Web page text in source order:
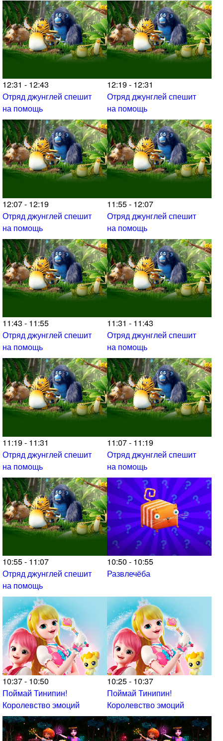
12:31 - 12:43
Отряд джунглей спешит
на помощь
12:19 - 12:31
Отряд джунглей спешит
на помощь
12:07 - 12:19
Отряд джунглей спешит
на помощь
11:55 - 12:07
Отряд джунглей спешит
на помощь
11:43 - 11:55
Отряд джунглей спешит
на помощь
11:31 - 11:43
Отряд джунглей спешит
на помощь
11:19 - 11:31
Отряд джунглей спешит
на помощь
11:07 - 11:19
Отряд джунглей спешит
на помощь
10:55 - 11:07
Отряд джунглей спешит
на помощь
10:50 - 10:55
Развлечёба
10:37 - 10:50
Поймай Тинипин!
Королевство эмоций
10:25 - 10:37
Поймай Тинипин!
Королевство эмоций